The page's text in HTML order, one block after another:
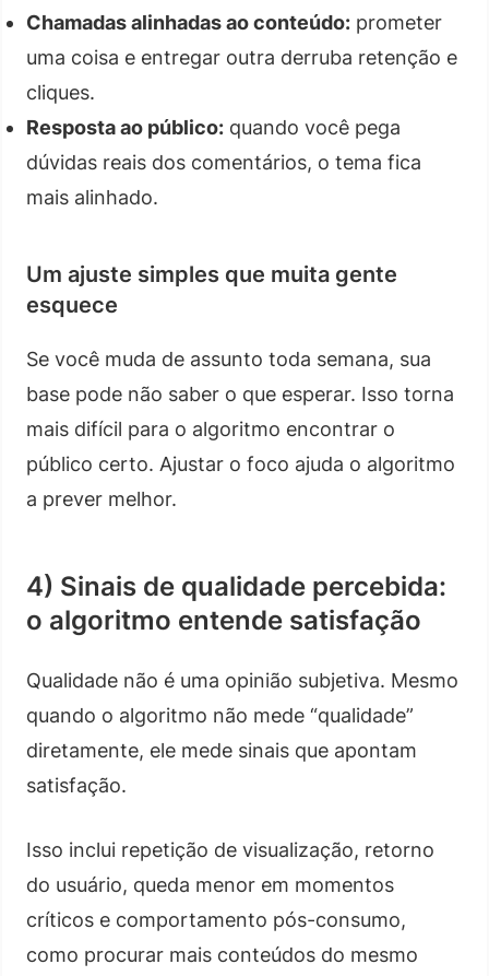
Chamadas alinhadas ao conteúdo: prometer
uma coisa e entregar outra derruba retenção e
cliques.
Resposta ao público: quando você pega
dúvidas reais dos comentários, o tema fica
mais alinhado.
Um ajuste simples que muita gente
esquece
Se você muda de assunto toda semana, sua
base pode não saber o que esperar. Isso torna
mais difícil para o algoritmo encontrar o
público certo. Ajustar o foco ajuda o algoritmo
a prever melhor.
4) Sinais de qualidade percebida:
o algoritmo entende satisfação
Qualidade não é uma opinião subjetiva. Mesmo
quando o algoritmo não mede “qualidade”
diretamente, ele mede sinais que apontam
satisfação.
Isso inclui repetição de visualização, retorno
do usuário, queda menor em momentos
críticos e comportamento pós-consumo,
como procurar mais conteúdos do mesmo